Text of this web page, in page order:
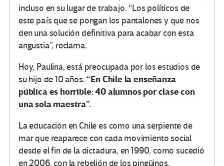
incluso en su lugar de trabajo. “Los políticos de
este país que se pongan los pantalones y que nos
den una solución definitiva para acabar con esta
angustia”, reclama.
Hoy, Paulina, está preocupada por los estudios de
su hijo de 10 años.“En Chile la enseñanza
pública es horrible: 40 alumnos por clase con
una sola maestra”.
La educación en Chile es como una serpiente de
mar que reaparece con cada movimiento social
desde el fin de la dictadura, en 1990, como sucedió
en 2006, con la rebelión de los pingüinos.